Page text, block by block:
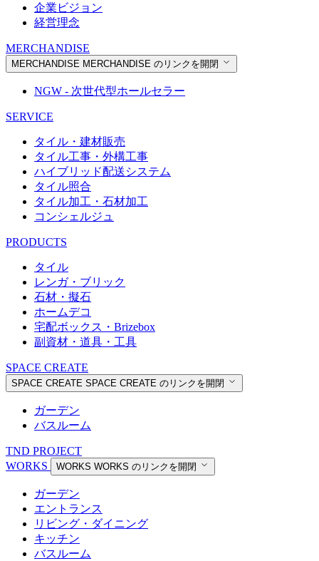
企業ビジョン
経営理念
MERCHANDISE
MERCHANDISE MERCHANDISE のリンクを開閉
NGW - 次世代型ホールセラー
SERVICE
タイル・建材販売
タイル工事・外構工事
ハイブリッド配送システム
タイル照合
タイル加工・石材加工
コンシェルジュ
PRODUCTS
タイル
レンガ・ブリック
石材・擬石
ホームデコ
宅配ボックス・Brizebox
副資材・道具・工具
SPACE CREATE
SPACE CREATE SPACE CREATE のリンクを開閉
ガーデン
バスルーム
TND PROJECT
WORKS
WORKS WORKS のリンクを開閉
ガーデン
エントランス
リビング・ダイニング
キッチン
バスルーム